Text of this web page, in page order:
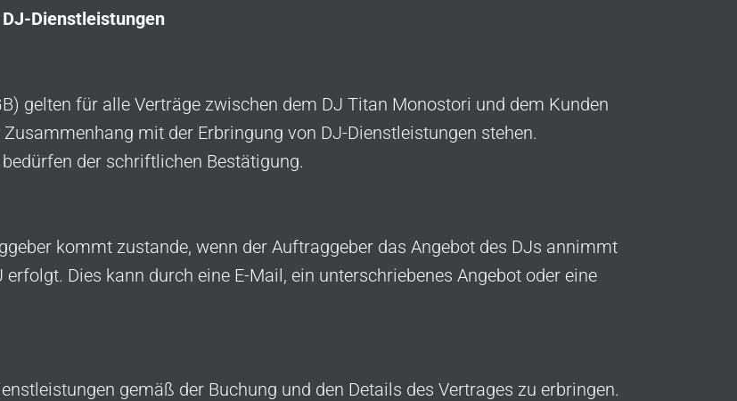
Dienstleistungen
gelten für alle Verträge zwischen dem DJ Titan Monostori und dem Kunden
mit der Erbringung von DJ-Dienstleistungen stehen.
der schriftlichen Bestätigung.
kommt zustande, wenn der Auftraggeber das Angebot des DJs annimmt
Dies kann durch eine E-Mail, ein unterschriebenes Angebot oder eine
gemäß der Buchung und den Details des Vertrages zu erbringen.